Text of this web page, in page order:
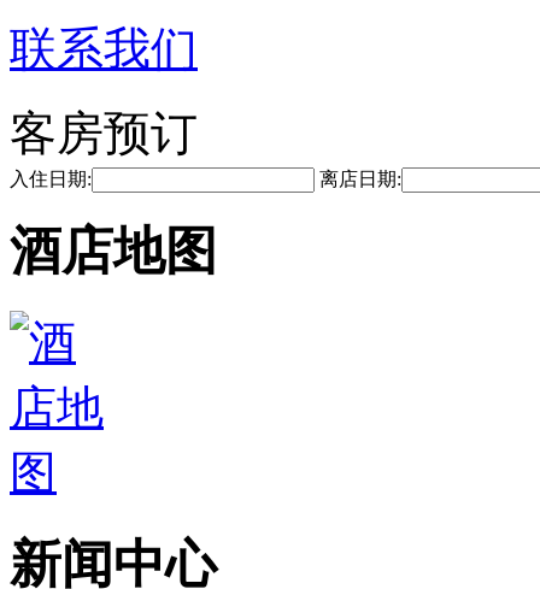
联系我们
客房预订
入住日期: 离店日期:
酒店地图
新闻中心